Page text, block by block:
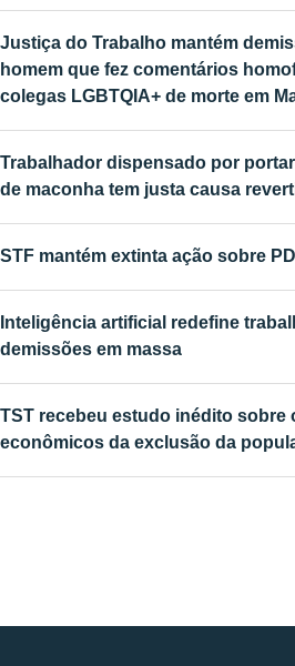
Justiça do Trabalho mantém
homem que fez comentários
colegas LGBTQIA+ de morte em
Trabalhador dispensado por
de maconha tem justa causa
STF mantém extinta ação sobre
Inteligência artificial redefine
demissões em massa
TST recebeu estudo inédito sobre
econômicos da exclusão da